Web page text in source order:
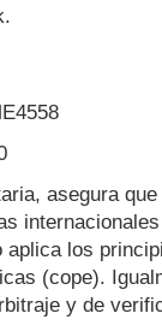
asegura
aplica los
(cope).
y de